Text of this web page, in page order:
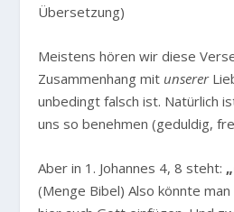
Übersetzung)
Meistens hören wir diese
Zusammenhang mit unserer
unbedingt falsch ist. Natürlich
uns so benehmen (geduldig,
Aber in 1. Johannes 4, 8 steht:
(Menge Bibel) Also könnte